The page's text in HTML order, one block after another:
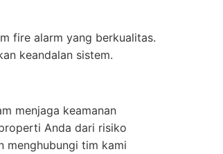
fire alarm yang berkualitas.
keandalan sistem.
menjaga keamanan
Anda dari risiko
menghubungi tim kami